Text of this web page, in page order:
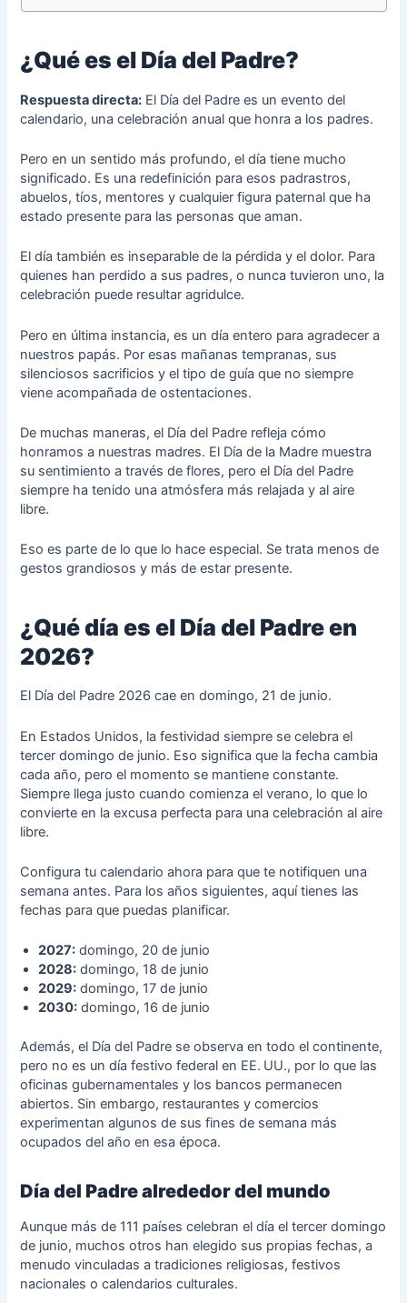
¿Qué es el Día del Padre?
Respuesta directa: El Día del Padre es un evento del
calendario, una celebración anual que honra a los padres.
Pero en un sentido más profundo, el día tiene mucho
significado. Es una redefinición para esos padrastros,
abuelos, tíos, mentores y cualquier figura paternal que ha
estado presente para las personas que aman.
El día también es inseparable de la pérdida y el dolor. Para
quienes han perdido a sus padres, o nunca tuvieron uno, la
celebración puede resultar agridulce.
Pero en última instancia, es un día entero para agradecer a
nuestros papás. Por esas mañanas tempranas, sus
silenciosos sacrificios y el tipo de guía que no siempre
viene acompañada de ostentaciones.
De muchas maneras, el Día del Padre refleja cómo
honramos a nuestras madres. El Día de la Madre muestra
su sentimiento a través de flores, pero el Día del Padre
siempre ha tenido una atmósfera más relajada y al aire
libre.
Eso es parte de lo que lo hace especial. Se trata menos de
gestos grandiosos y más de estar presente.
¿Qué día es el Día del Padre en
2026?
El Día del Padre 2026 cae en domingo, 21 de junio.
En Estados Unidos, la festividad siempre se celebra el
tercer domingo de junio. Eso significa que la fecha cambia
cada año, pero el momento se mantiene constante.
Siempre llega justo cuando comienza el verano, lo que lo
convierte en la excusa perfecta para una celebración al aire
libre.
Configura tu calendario ahora para que te notifiquen una
semana antes. Para los años siguientes, aquí tienes las
fechas para que puedas planificar.
2027: domingo, 20 de junio
2028: domingo, 18 de junio
2029: domingo, 17 de junio
2030: domingo, 16 de junio
Además, el Día del Padre se observa en todo el continente,
pero no es un día festivo federal en EE. UU., por lo que las
oficinas gubernamentales y los bancos permanecen
abiertos. Sin embargo, restaurantes y comercios
experimentan algunos de sus fines de semana más
ocupados del año en esa época.
Día del Padre alrededor del mundo
Aunque más de 111 países celebran el día el tercer domingo
de junio, muchos otros han elegido sus propias fechas, a
menudo vinculadas a tradiciones religiosas, festivos
nacionales o calendarios culturales.